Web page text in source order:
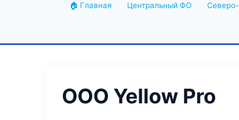
🏠 Главная Центральный ФО
ООО Yellow Pro